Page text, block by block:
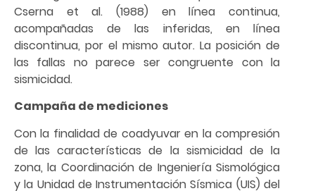
Cserna et al. (1988) en línea continua,
acompañadas de las inferidas, en línea
discontinua, por el mismo autor. La posición de
las fallas no parece ser congruente con la
sismicidad.
Campaña de mediciones
Con la finalidad de coadyuvar en la compresión
de las características de la sismicidad de la
zona, la Coordinación de Ingeniería Sismológica
y la Unidad de Instrumentación Sísmica (UIS) del